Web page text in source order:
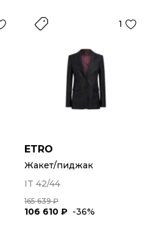
1
ETRO
Жакет/пиджак
IT 42/44
165 639 ₽
106 610 ₽ -36%